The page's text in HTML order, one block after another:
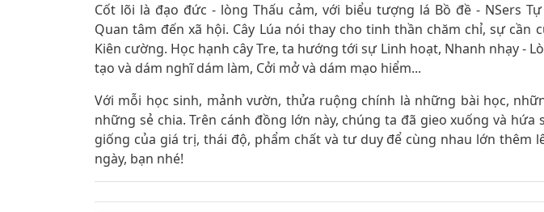
Cốt lõi là đạo đức - lòng Thấu cảm, với biểu tượng lá Bồ đề - NSers
Quan tâm đến xã hội. Cây Lúa nói thay cho tinh thần chăm chỉ, sự cần
Kiên cường. Học hạnh cây Tre, ta hướng tới sự Linh hoạt, Nhanh nhạy -
tạo và dám nghĩ dám làm, Cởi mở và dám mạo hiểm...
Với mỗi học sinh, mảnh vườn, thửa ruộng chính là những bài học,
những sẻ chia. Trên cánh đồng lớn này, chúng ta đã gieo xuống và hứa
giống của giá trị, thái độ, phẩm chất và tư duy để cùng nhau lớn thêm
ngày, bạn nhé!